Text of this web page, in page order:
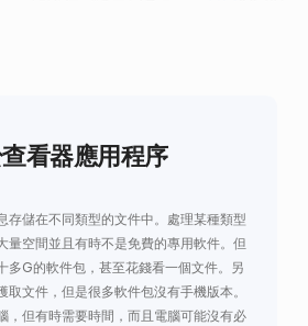
看器應用程序
存儲在不同類型的文件中。處理某種類型
量空間並且有時不是免費的專用軟件。但
多G的軟件包，甚至花錢看一個文件。另
取文件，但是很多軟件包沒有手機版本。
，但有時需要時間，而且電腦可能沒有必